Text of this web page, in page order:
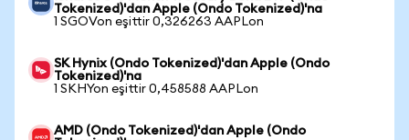
Tokenized)'dan Apple (Ondo Tokenized)'na
1 SGOVon eşittir 0,326263 AAPLon
SK Hynix (Ondo Tokenized)'dan Apple (Ondo
Tokenized)'na
1 SKHYon eşittir 0,458588 AAPLon
AMD (Ondo Tokenized)'dan Apple (Ondo